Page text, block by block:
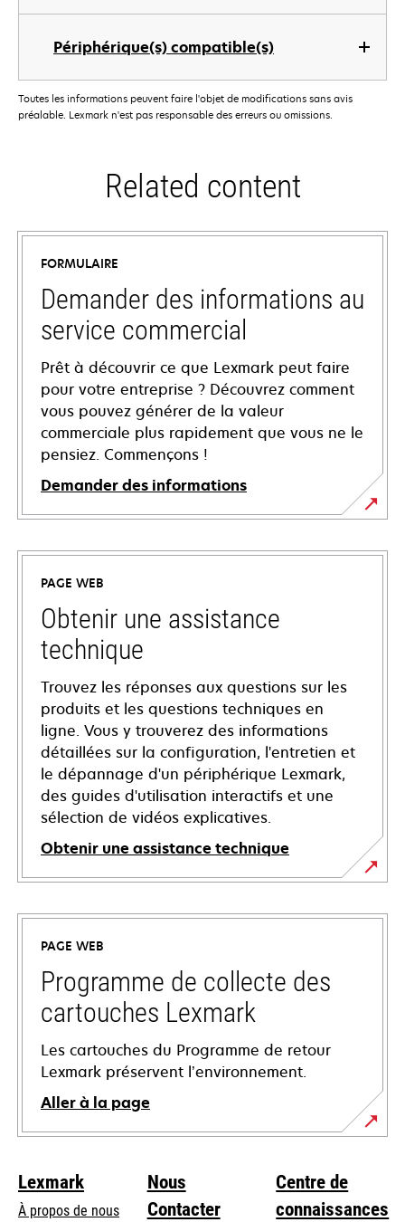
Périphérique(s) compatible(s)
Toutes les informations peuvent faire l'objet de modifications sans avis
préalable. Lexmark n'est pas responsable des erreurs ou omissions.
Related content
FORMULAIRE
Demander des informations au
service commercial
Prêt à découvrir ce que Lexmark peut faire
pour votre entreprise ? Découvrez comment
vous pouvez générer de la valeur
commerciale plus rapidement que vous ne le
pensiez. Commençons !
Demander des informations
PAGE WEB
Obtenir une assistance
technique
Trouvez les réponses aux questions sur les
produits et les questions techniques en
ligne. Vous y trouverez des informations
détaillées sur la configuration, l'entretien et
le dépannage d'un périphérique Lexmark,
des guides d'utilisation interactifs et une
sélection de vidéos explicatives.
Obtenir une assistance technique
s’ouvre
dans
nouvel
onglet
PAGE WEB
Programme de collecte des
cartouches Lexmark
Les cartouches du Programme de retour
Lexmark préservent l’environnement.
Aller à la page
Lexmark
À propos de nous
Nous
Contacter
Centre de
connaissances